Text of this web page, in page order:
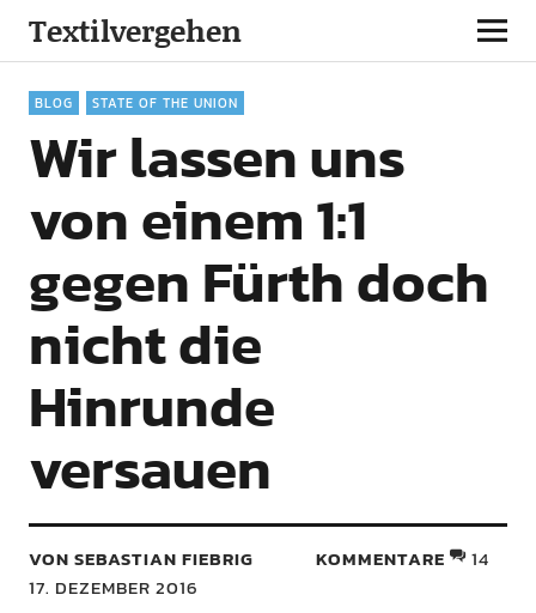
Textilvergehen
BLOG STATE OF THE UNION
Wir lassen uns
von einem 1:1
gegen Fürth doch
nicht die
Hinrunde
versauen
VON SEBASTIAN FIEBRIG
17. DEZEMBER 2016
KOMMENTARE 14